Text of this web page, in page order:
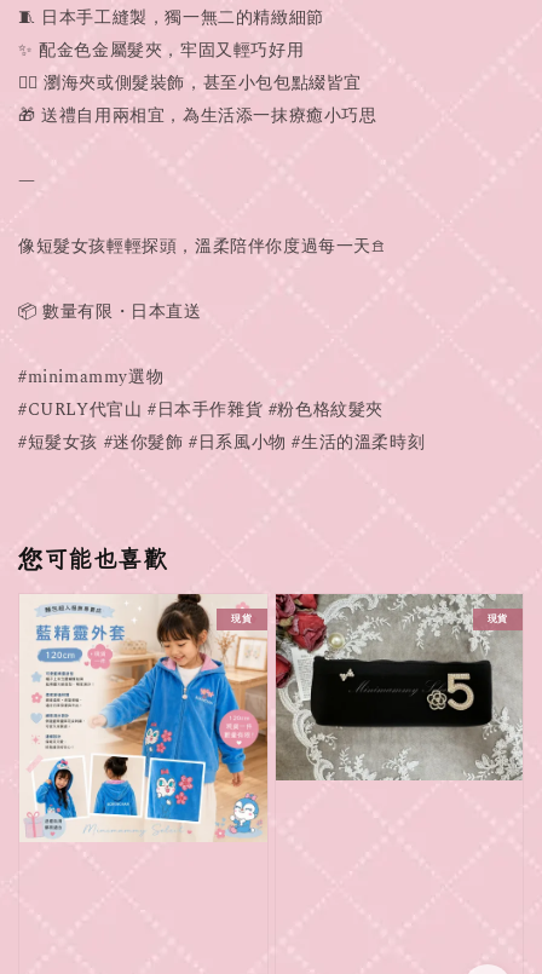
🧵 日本手工縫製，獨一無二的精緻細節
✨ 配金色金屬髮夾，牢固又輕巧好用
💇‍♀️ 瀏海夾或側髮裝飾，甚至小包包點綴皆宜
🎁 送禮自用兩相宜，為生活添一抹療癒小巧思
—
像短髮女孩輕輕探頭，溫柔陪伴你度過每一天𖠿
📦 數量有限・日本直送
#minimammy選物
#CURLY代官山 #日本手作雜貨 #粉色格紋髮夾
#短髮女孩 #迷你髮飾 #日系風小物 #生活的溫柔時刻
您可能也喜歡
現貨 現貨